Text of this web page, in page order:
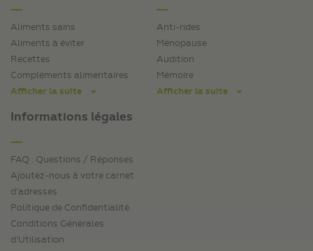
Aliments sains
Aliments à éviter
Recettes
Compléments alimentaires
Afficher la suite
Informations légales
FAQ : Questions / Réponses
Ajoutez-nous à votre carnet
d’adresses
Politique de Confidentialité
Conditions Générales
d’Utilisation
Anti-rides
Ménopause
Audition
Mémoire
Afficher la suite